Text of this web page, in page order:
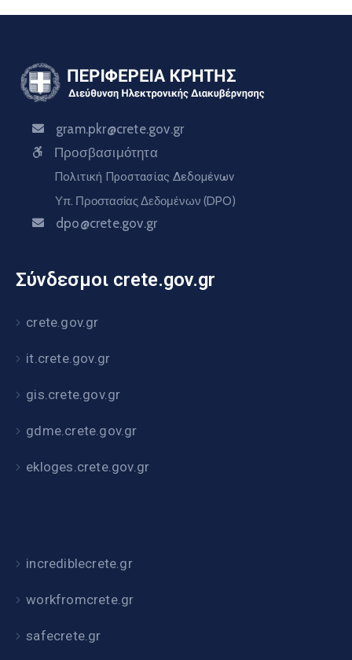
gram.pkr@crete.gov.gr
Προσβασιμότητα
Πολιτική Προστασίας Δεδομένων
Υπ. Προστασίας Δεδομένων (DPO)
dpo@crete.gov.gr
Σύνδεσμοι crete.gov.gr
crete.gov.gr
it.crete.gov.gr
gis.crete.gov.gr
gdme.crete.gov.gr
ekloges.crete.gov.gr
incrediblecrete.gr
workfromcrete.gr
safecrete.gr